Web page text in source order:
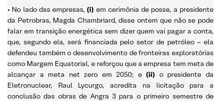
• No lado das empresas,(i) em cerimônia de posse, a presidente
da Petrobras, Magda Chambriard, disse ontem que não se pode
falar em transição energética sem dizer quem vai pagar a conta,
que, segundo ela, será financiada pelo setor de petróleo – ela
defendeu também o desenvolvimento de fronteiras exploratórias
como Margem Equatorial, e reforçou que a empresa tem meta de
alcançar a meta net zero em 2050; e(ii) o presidente da
Eletronuclear, Raul Lycurgo, acredita na licitação para a
conclusão das obras de Angra 3 para o primeiro semestre de